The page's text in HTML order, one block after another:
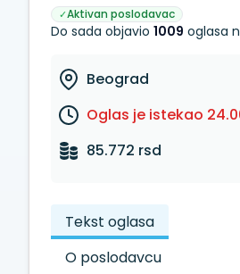
✓Aktivan poslodavac
Do sada objavio 1009 oglasa
Beograd
Oglas je istekao
85.772 rsd
Tekst oglasa
O poslodavcu